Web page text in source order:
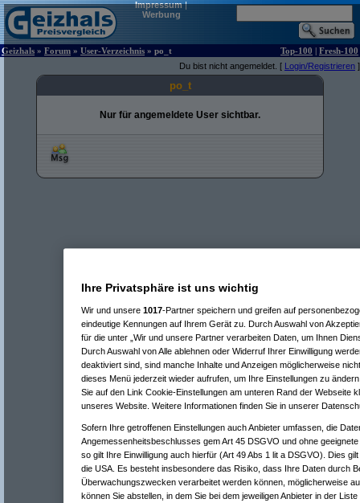
Impressum|
Werbung
Geizhals » Forum » User-Verzeichnis » po_t Top-100 | Fresh-100
Du bist nicht angemeldet. [ Login/Registrieren ]
po_t
Nur für angemeldete User sichtbar.
Ihre Privatsphäre ist uns wichtig
Wir und unsere 1017-Partner speichern und greifen auf
eindeutige Kennungen auf Ihrem Gerät zu. Durch Auswahl von
für die unter „Wir und unsere Partner verarbeiten Daten, um Ihnen
Durch Auswahl von Alle ablehnen oder Widerruf Ihrer Einwilligung
deaktiviert sind, sind manche Inhalte und Anzeigen möglicherweise
dieses Menü jederzeit wieder aufrufen, um Ihre Einstellungen zu
Sie auf den Link Cookie-Einstellungen am unteren Rand der Webseite
unseres Website. Weitere Informationen finden Sie in unserer
Sofern Ihre getroffenen Einstellungen auch Anbieter umfassen, die
Angemessenheitsbeschlusses gem Art 45 DSGVO und ohne
so gilt Ihre Einwilligung auch hierfür (Art 49 Abs 1 lit a DSGVO). Dies
die USA. Es besteht insbesondere das Risiko, dass Ihre Daten durch
Überwachungszwecken verarbeitet werden können, möglicherweise
können Sie abstellen, in dem Sie bei dem jeweiligen Anbieter in der